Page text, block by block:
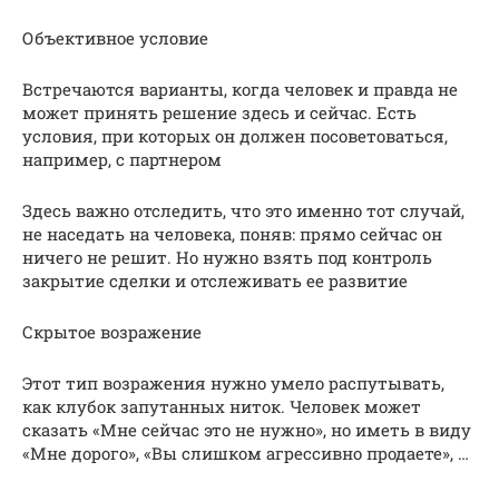
Объективное условие
Встречаются варианты, когда человек и правда не
может принять решение здесь и сейчас. Есть
условия, при которых он должен посоветоваться,
например, с партнером
Здесь важно отследить, что это именно тот случай,
не наседать на человека, поняв: прямо сейчас он
ничего не решит. Но нужно взять под контроль
закрытие сделки и отслеживать ее развитие
Скрытое возражение
Этот тип возражения нужно умело распутывать,
как клубок запутанных ниток. Человек может
сказать «Мне сейчас это не нужно», но иметь в виду
«Мне дорого», «Вы слишком агрессивно продаете», …